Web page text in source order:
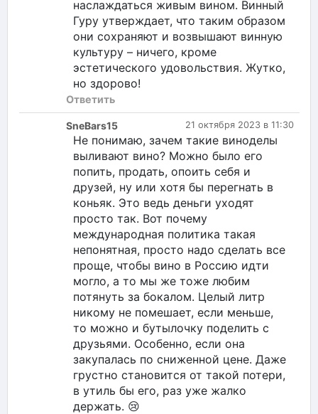
наслаждаться живым вином. Винный
Гуру утверждает, что таким образом
они сохраняют и возвышают винную
культуру – ничего, кроме
эстетического удовольствия. Жутко,
но здорово!
Ответить
21 октября 2023 в 11:30
SneBars15
Не понимаю, зачем такие виноделы
выливают вино? Можно было его
попить, продать, опоить себя и
друзей, ну или хотя бы перегнать в
коньяк. Это ведь деньги уходят
просто так. Вот почему
международная политика такая
непонятная, просто надо сделать все
проще, чтобы вино в Россию идти
могло, а то мы же тоже любим
потянуть за бокалом. Целый литр
никому не помешает, если меньше,
то можно и бутылочку поделить с
друзьями. Особенно, если она
закупалась по сниженной цене. Даже
грустно становится от такой потери,
в утиль бы его, раз уже жалко
держать. 😢